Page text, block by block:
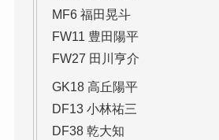
MF6 福田晃斗
FW11 豊田陽平
FW27 田川亨介
GK18 高丘陽平
DF13 小林祐三
DF38 乾大知